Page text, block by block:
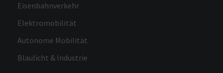
Eisenbahnverkehr
Elektromobilität
Autonome Mobilität
Blaulicht & Industrie